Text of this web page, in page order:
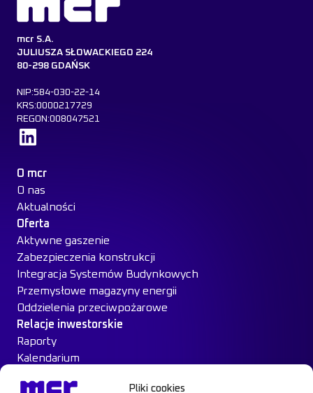
Pliki cookies
mcr S.A.
JULIUSZA SŁOWACKIEGO 224
80-298 GDAŃSK
NIP:584-030-22-14
KRS:0000217729
REGON:008047521
O mcr
O nas
Aktualności
Oferta
Aktywne gaszenie
Zabezpieczenia konstrukcji
Integracja Systemów Budynkowych
Przemysłowe magazyny energii
Oddzielenia przeciwpożarowe
Relacje inwestorskie
Raporty
Kalendarium